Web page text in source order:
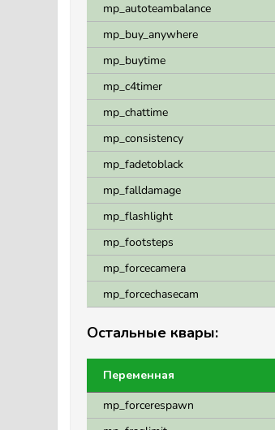
mp_autoteambalance
mp_buy_anywhere
mp_buytime
mp_c4timer
mp_chattime
mp_consistency
mp_fadetoblack
mp_falldamage
mp_flashlight
mp_footsteps
mp_forcecamera
mp_forcechasecam
Остальные квары:
Переменная
mp_forcerespawn